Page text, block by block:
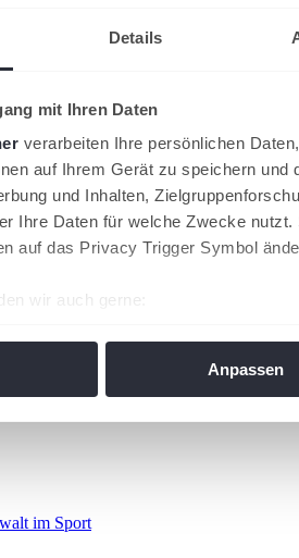
Details
mit Ihren Daten
verarbeiten Ihre persönlichen
auf Ihrem Gerät zu speichern
und Inhalten,
Ihre Daten für welche Zwecke
auf das Privacy Trigger Symbol
wir auch gerne:
soziale Medien, Werbung und
Anpassen
im Sport